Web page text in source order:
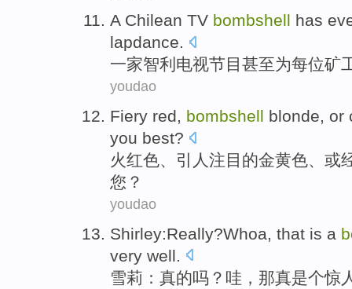
A Chilean TV bombshell has
lapdance.
一家智利 电视节目甚至为每位矿
youdao
Fiery red, bombshell blonde, or
you best?
火红色、引人注目的金黄色、 或
您 ？
youdao
Shirley:Really?Whoa that is a
very well
雪莉 ： 真的吗？ 哇 ， 那真是个惊